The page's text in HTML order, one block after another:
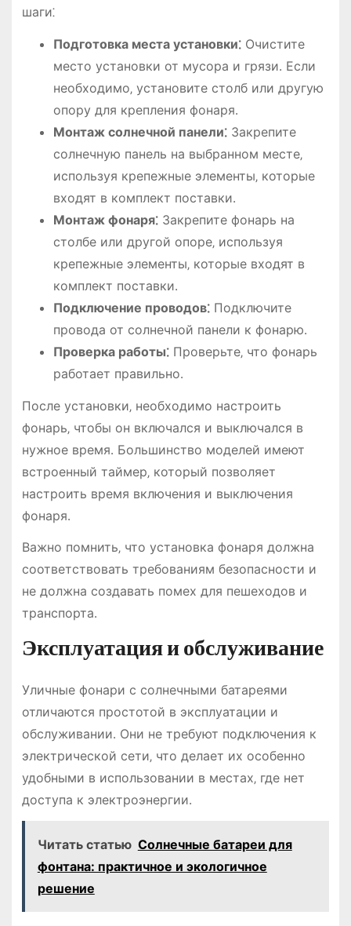
шаги⁚
Подготовка места установки⁚Очистите
место установки от мусора и грязи․ Если
необходимо‚ установите столб или другую
опору для крепления фонаря․
Монтаж солнечной панели⁚Закрепите
солнечную панель на выбранном месте‚
используя крепежные элементы‚ которые
входят в комплект поставки․
Монтаж фонаря⁚Закрепите фонарь на
столбе или другой опоре‚ используя
крепежные элементы‚ которые входят в
комплект поставки․
Подключение проводов⁚Подключите
провода от солнечной панели к фонарю․
Проверка работы⁚Проверьте‚ что фонарь
работает правильно․
После установки‚ необходимо настроить
фонарь‚ чтобы он включался и выключался в
нужное время․ Большинство моделей имеют
встроенный таймер‚ который позволяет
настроить время включения и выключения
фонаря․
Важно помнить‚ что установка фонаря должна
соответствовать требованиям безопасности и
не должна создавать помех для пешеходов и
транспорта․
Эксплуатация и обслуживание
Уличные фонари с солнечными батареями
отличаются простотой в эксплуатации и
обслуживании․ Они не требуют подключения к
электрической сети‚ что делает их особенно
удобными в использовании в местах‚ где нет
доступа к электроэнергии․
Читать статью Солнечные батареи для
фонтана: практичное и экологичное
решение